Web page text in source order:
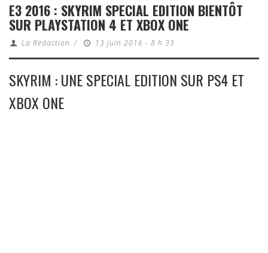
E3 2016 : SKYRIM SPECIAL EDITION BIENTÔT
SUR PLAYSTATION 4 ET XBOX ONE
La Redaction / 13 juin 2016 - 8 h 33
SKYRIM : UNE SPECIAL EDITION SUR PS4 ET
XBOX ONE